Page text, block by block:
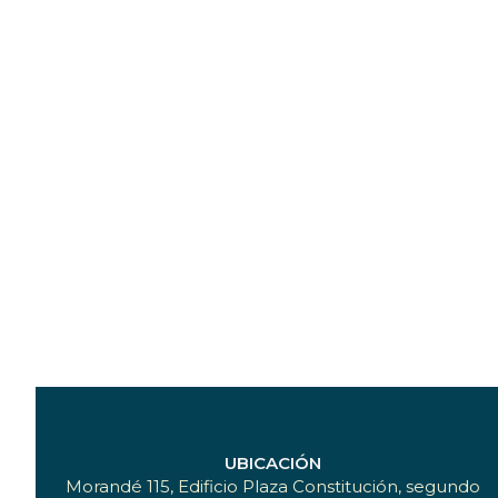
UBICACIÓN
Morandé 115, Edificio Plaza Constitución, segundo